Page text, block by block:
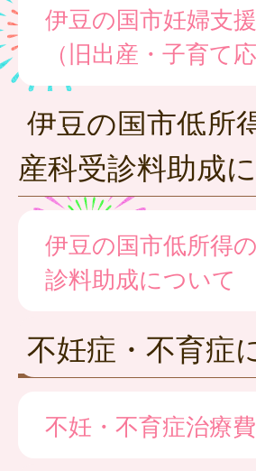
伊豆の国市妊婦支
（旧出産・子育て
伊豆の国市低所
産科受診料助成
伊豆の国市低所得
診料助成について
不妊症・不育症
不妊・不育症治療